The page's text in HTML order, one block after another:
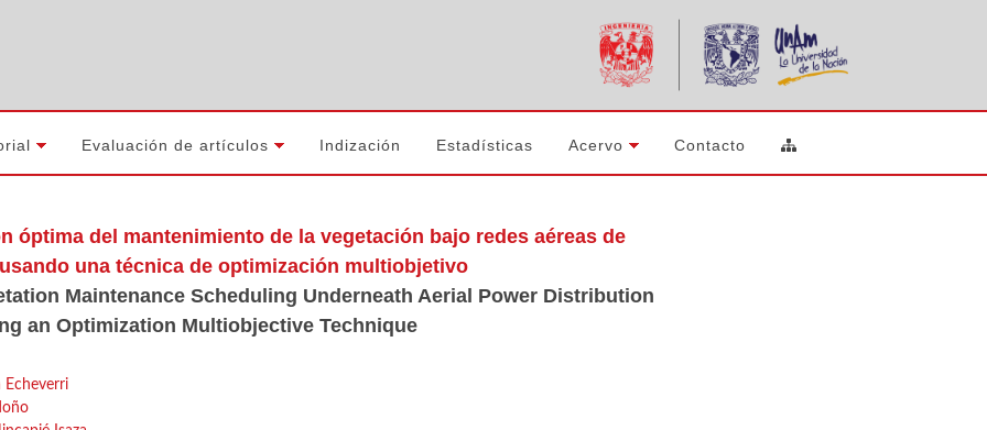
Evaluación de artículos Indización Estadísticas Acervo Contacto
óptima del mantenimiento de la vegetación bajo redes aéreas de
una técnica de optimización multiobjetivo
Maintenance Scheduling Underneath Aerial Power Distribution
an Optimization Multiobjective Technique
Echeverri